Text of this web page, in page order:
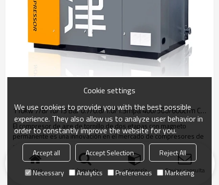
110kw 7/8/10/13 Bar 0.7/0.8/1.0/1.3mpa 400/500/600cfm Compresión de dos etapas que ahorra energía
El compresor de aire de tornillo de dos etapas con magneto
permanente es una innovación en el mercado de compresores de
aire.
Inicio búsqueda categoría Enviar consulta
Cookie settings
We use cookies to provide you with the best possible
experience. They also allow us to analyze user behavior in
order to constantly improve the website for you.
Accept all Accept Selection
Reject All
Necessary
Analytics Preferences Marketing